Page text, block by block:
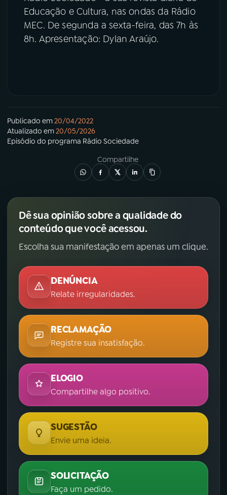
Educação e Cultura, nas ondas da Rádio
MEC. De segunda a sexta-feira, das 7h às
8h. Apresentação: Dylan Araújo.
Publicado em20/04/2022
Atualizado em20/05/2026
Episódio do programa Rádio Sociedade
Compartilhe
Dê sua opinião sobre a qualidade do
conteúdo que você acessou.
Escolha sua manifestação em apenas um clique.
DENÚNCIA
Relate irregularidades.
RECLAMAÇÃO
Registre sua insatisfação.
ELOGIO
Compartilhe algo positivo.
SUGESTÃO
Envie uma ideia.
SOLICITAÇÃO
Faça um pedido.